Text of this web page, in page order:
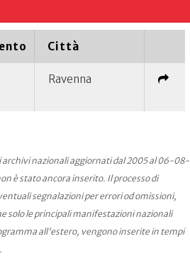
Città
Ravenna
nazionali aggiornati dal 2005 al 06-08-
è stato ancora inserito. Il processo di
segnalazioni per errori od omissioni,
solo le principali manifestazioni nazionali
all'estero, vengono inserite in tempi